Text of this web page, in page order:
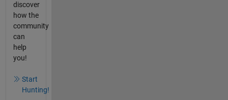
discover
how the
community
can
help
you!
Start
Hunting!